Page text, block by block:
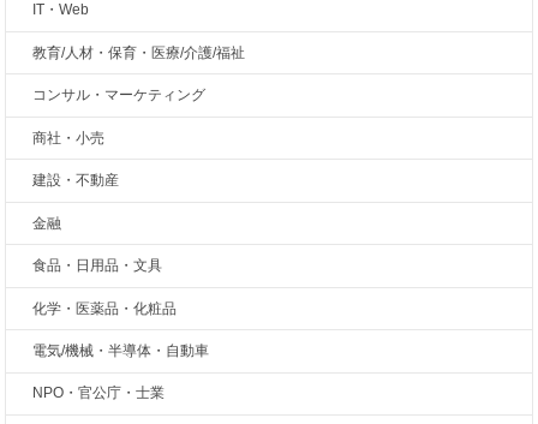
IT・Web
教育/人材・保育・医療/介護/福祉
コンサル・マーケティング
商社・小売
建設・不動産
金融
食品・日用品・文具
化学・医薬品・化粧品
電気/機械・半導体・自動車
NPO・官公庁・士業